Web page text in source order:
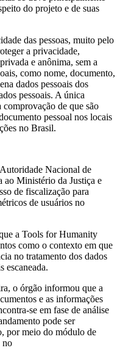
do projeto e de suas
das pessoas, muito pelo
a privacidade,
e anônima, sem a
como nome, documento,
dados pessoais dos
pessoais. A única
de que são
pessoal nos locais
no Brasil.
Nacional de
Ministério da Justiça e
de fiscalização para
de usuários no
a Tools for Humanity
como o contexto em que
no tratamento dos dados
escaneada.
o órgão informou que a
e as informações
se em fase de análise
pode ser
por meio do módulo de
no